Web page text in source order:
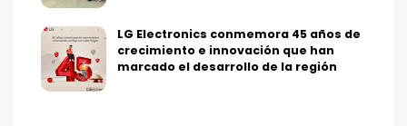
LG Electronics conmemora 45 años de
crecimiento e innovación que han
marcado el desarrollo de la región